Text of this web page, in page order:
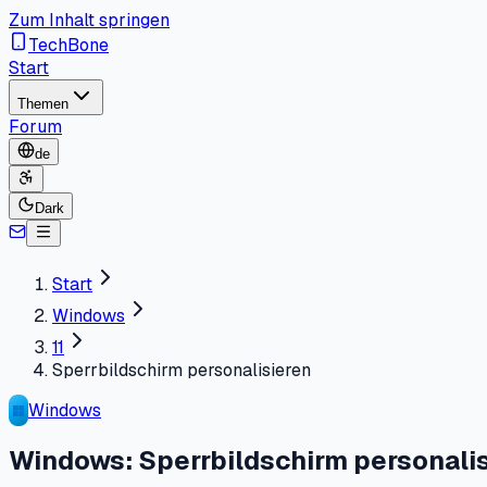
Zum Inhalt springen
TechBone
Start
Themen
Forum
de
Dark
Start
Windows
11
Sperrbildschirm personalisieren
Windows
Windows: Sperrbildschirm